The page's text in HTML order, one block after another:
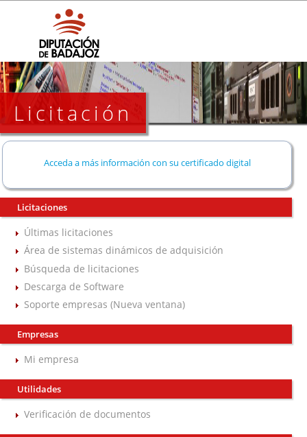
Licitación
Acceda a más información con su certificado digital
Licitaciones
Últimas licitaciones
Área de sistemas dinámicos de adquisición
Búsqueda de licitaciones
Descarga de Software
Soporte empresas (Nueva ventana)
Empresas
Mi empresa
Utilidades
Verificación de documentos